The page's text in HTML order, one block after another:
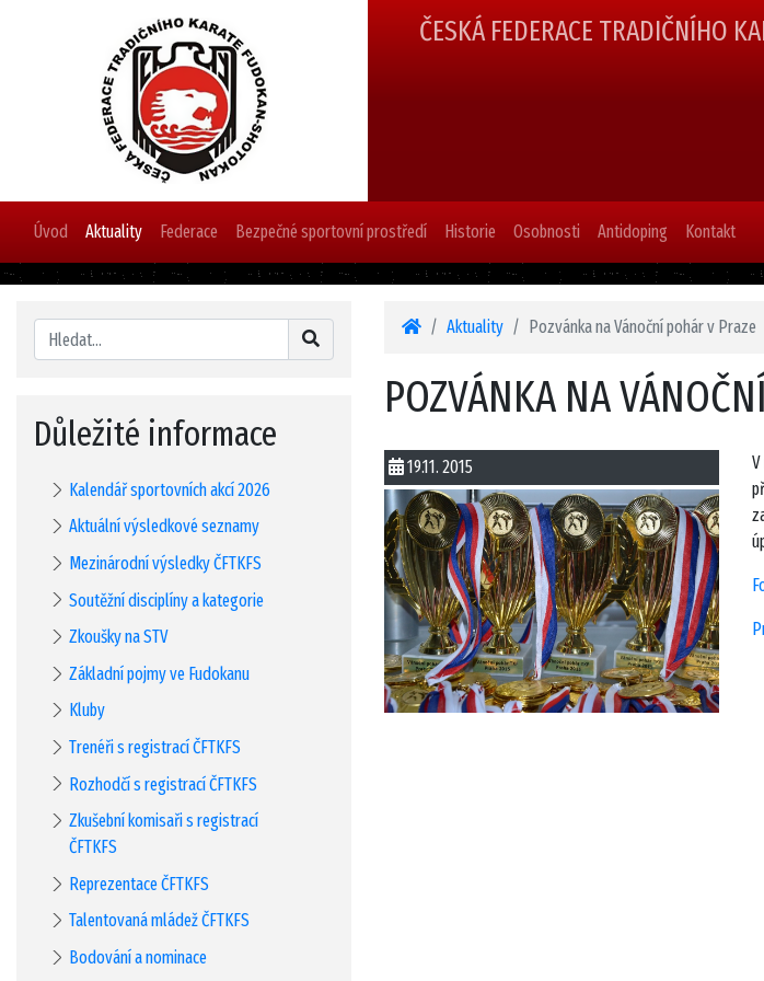
ČESKÁ FEDERACE TRADIČNÍHO
Úvod Aktuality Federace Bezpečné sportovní prostředí Historie Osobnosti Antidoping Kontakt
Důležité informace
Kalendář sportovních akcí 2026
Aktuální výsledkové seznamy
Mezinárodní výsledky ČFTKFS
Soutěžní disciplíny a kategorie
Zkoušky na STV
Základní pojmy ve Fudokanu
Kluby
Trenéři s registrací ČFTKFS
Rozhodčí s registrací ČFTKFS
Zkušební komisaři s registrací
ČFTKFS
Reprezentace ČFTKFS
Talentovaná mládež ČFTKFS
Bodování a nominace
Aktuality Pozvánka na Vánoční pohár v Praze
POZVÁNKA NA
19.11. 2015